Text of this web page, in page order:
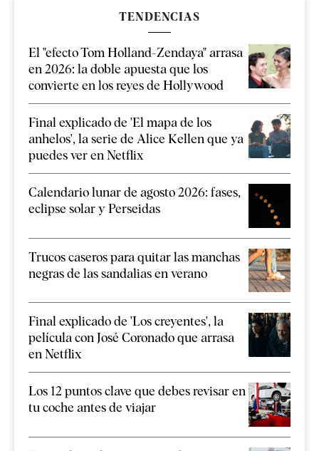
TENDENCIAS
El "efecto Tom Holland-Zendaya" arrasa
en 2026: la doble apuesta que los
convierte en los reyes de Hollywood
Final explicado de 'El mapa de los
anhelos', la serie de Alice Kellen que ya
puedes ver en Netflix
Calendario lunar de agosto 2026: fases,
eclipse solar y Perseidas
Trucos caseros para quitar las manchas
negras de las sandalias en verano
Final explicado de 'Los creyentes', la
película con José Coronado que arrasa
en Netflix
Los 12 puntos clave que debes revisar en
tu coche antes de viajar